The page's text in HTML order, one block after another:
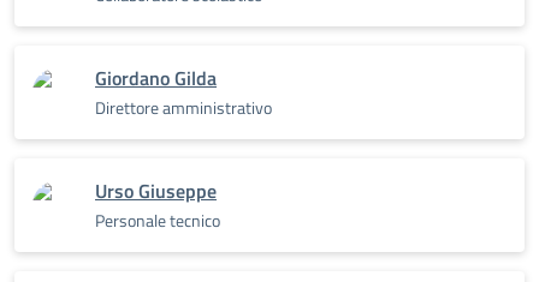
Giordano Gilda
Direttore amministrativo
Urso Giuseppe
Personale tecnico